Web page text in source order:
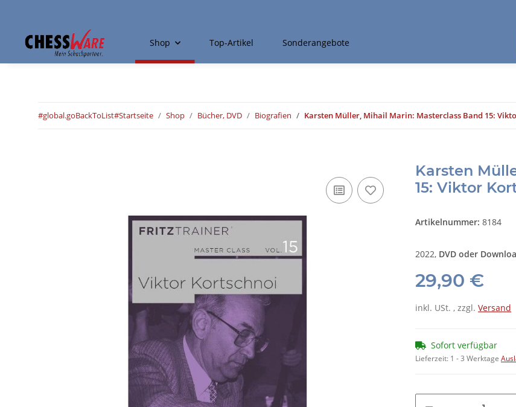
Shop Top-Artikel Sonderangebote
#global.goBackToList#Startseite Shop Bücher, DVD Biografien Karsten Müller, Mihail Marin: Masterclass Band 15:
Karsten
15: Viktor
Artikelnummer: 8184
2022, DVD oder
29,90 €
inkl. USt. , zzgl. Versand
Sofort verfügbar
Lieferzeit: 1 - 3 Werktage